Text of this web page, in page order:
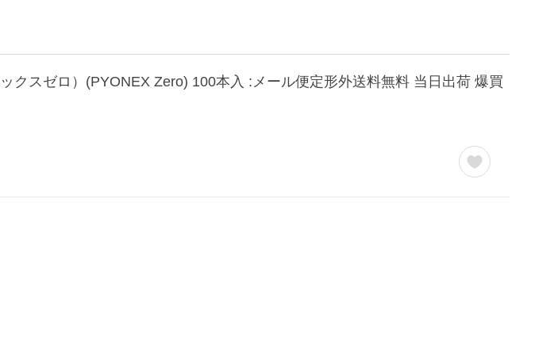
クスゼロ）(PYONEX Zero) 100本入 :メール便定形外送料無料 当日出荷 爆買